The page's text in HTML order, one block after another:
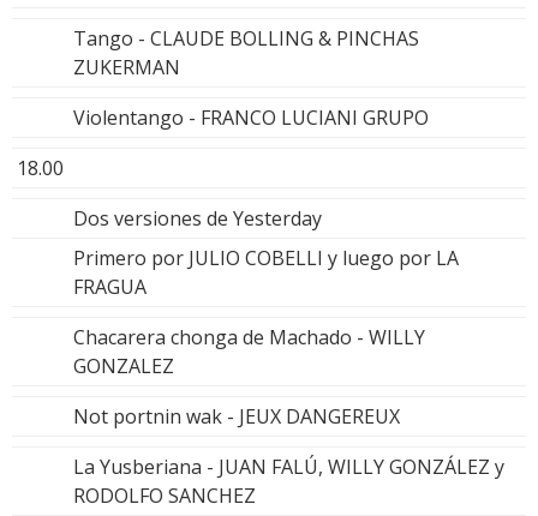
Tango - CLAUDE BOLLING & PINCHAS
ZUKERMAN
Violentango - FRANCO LUCIANI GRUPO
18.00
Dos versiones de Yesterday
Primero por JULIO COBELLI y luego por LA
FRAGUA
Chacarera chonga de Machado - WILLY
GONZALEZ
Not portnin wak - JEUX DANGEREUX
La Yusberiana - JUAN FALÚ, WILLY GONZÁLEZ y
RODOLFO SANCHEZ